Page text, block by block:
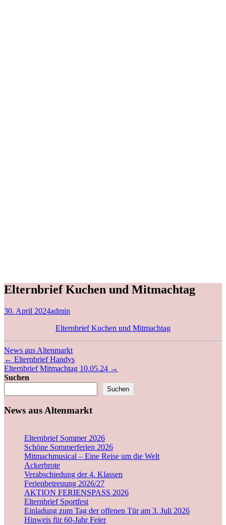
Elternbrief Kuchen und Mitmachtag
30. April 2024admin
Elternbrief Kuchen und Mitmachtag
News aus Altenmarkt
← Elternbrief Handys
Elternbrief Mitmachtag 10.05.24 →
Suchen
Suchen
News aus Altenmarkt
Elternbrief Sommer 2026
Schöne Sommerferien 2026
Mitmachmusical – Eine Reise um die Welt
Ackerbrote
Verabschiedung der 4. Klassen
Ferienbetreuung 2026/27
AKTION FERIENSPASS 2026
Elternbrief Sportfest
Einladung zum Tag der offenen Tür am 3. Juli 2026
Hinweis für 60-Jahr Feier